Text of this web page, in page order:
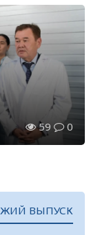
59 0
ВЫПУСК